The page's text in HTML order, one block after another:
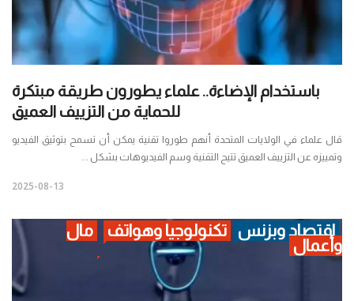
باستخدام الإضاءة.. علماء يطورون طريقة مبتكرة
للحماية من التزييف العميق
قال علماء في الولايات المتحدة أنهم طوروا تقنية يمكن أن تسمح بتوثيق الفيديو
وتمييزه عن التزييف العميق تتيح التقنية وسم الفيديوهات بشكل ...
2025-08-13
اقتصاد وبزنس تكنولوجيا وهواتف
مال
وأعمال